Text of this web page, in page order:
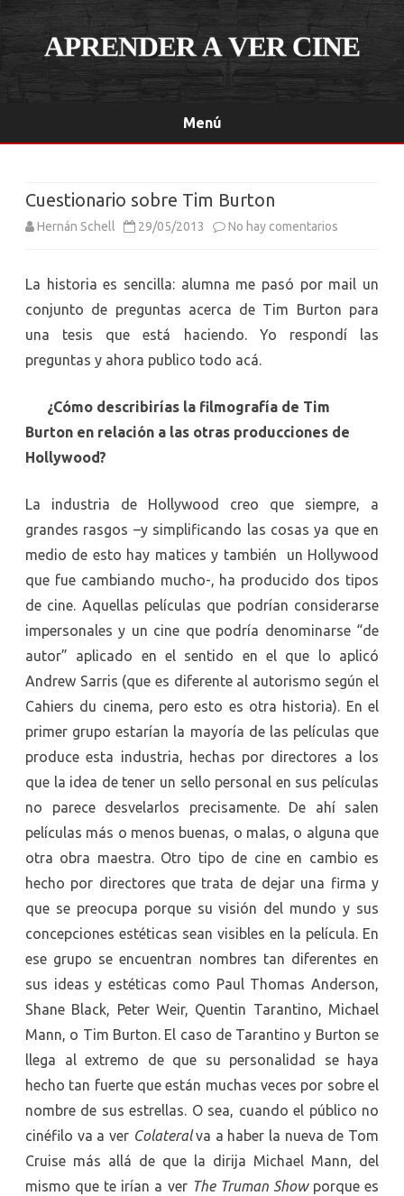
Menú
Cuestionario sobre Tim Burton
Hernán Schell 29/05/2013 No hay comentarios
sobre
Tim
La historia es sencilla: alumna me pasó por mail un
conjunto de preguntas acerca de Tim Burton para
una tesis que está haciendo. Yo respondí las
preguntas y ahora publico todo acá.
¿Cómo describirías la filmografía de Tim
Burton en relación a las otras producciones de
Hollywood?
La industria de Hollywood creo que siempre, a
grandes rasgos –y simplificando las cosas ya que en
medio de esto hay matices y también un Hollywood
que fue cambiando mucho-, ha producido dos tipos
de cine. Aquellas películas que podrían considerarse
impersonales y un cine que podría denominarse “de
autor” aplicado en el sentido en el que lo aplicó
Andrew Sarris (que es diferente al autorismo según el
Cahiers du cinema, pero esto es otra historia). En el
primer grupo estarían la mayoría de las películas que
produce esta industria, hechas por directores a los
que la idea de tener un sello personal en sus películas
no parece desvelarlos precisamente. De ahí salen
películas más o menos buenas, o malas, o alguna que
otra obra maestra. Otro tipo de cine en cambio es
hecho por directores que trata de dejar una firma y
que se preocupa porque su visión del mundo y sus
concepciones estéticas sean visibles en la película. En
ese grupo se encuentran nombres tan diferentes en
sus ideas y estéticas como Paul Thomas Anderson,
Shane Black, Peter Weir, Quentin Tarantino, Michael
Mann, o Tim Burton. El caso de Tarantino y Burton se
llega al extremo de que su personalidad se haya
hecho tan fuerte que están muchas veces por sobre el
nombre de sus estrellas. O sea, cuando el público no
cinéfilo va a ver Colateralva a haber la nueva de Tom
Cruise más allá de que la dirija Michael Mann, del
mismo que te irían a ver The Truman Showporque es